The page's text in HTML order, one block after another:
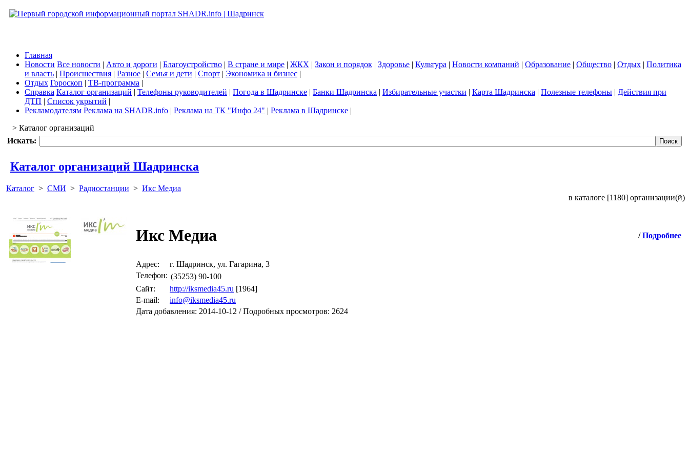
Главная
Новости Все новости | Авто и дороги | Благоустройство | В стране и мире | ЖКХ | Закон и порядок | Здоровье | Культура | Новости компаний | Образование | Общество | Отдых | Политика
и власть | Происшествия | Разное | Семья и дети | Спорт | Экономика и бизнес |
Отдых Гороскоп | ТВ-программа |
Справка Каталог организаций | Телефоны руководителей | Погода в Шадринске | Банки Шадринска | Избирательные участки | Карта Шадринска | Полезные телефоны | Действия при
ДТП | Список укрытий |
Рекламодателям Реклама на SHADR.info | Реклама на ТК "Инфо 24" | Реклама в Шадринске |
> Каталог организаций
Искать:
Каталог организаций Шадринска
Каталог > СМИ > Радиостанции > Икс Медиа
в каталоге [1180] организации(й)
Икс Медиа / Подробнее
Адрес:
г. Шадринск, ул. Гагарина, 3
Телефон: (35253) 90-100
Сайт:
http://iksmedia45.ru [1964]
E-mail:
info@iksmedia45.ru
Дата добавления: 2014-10-12 / Подробных просмотров: 2624